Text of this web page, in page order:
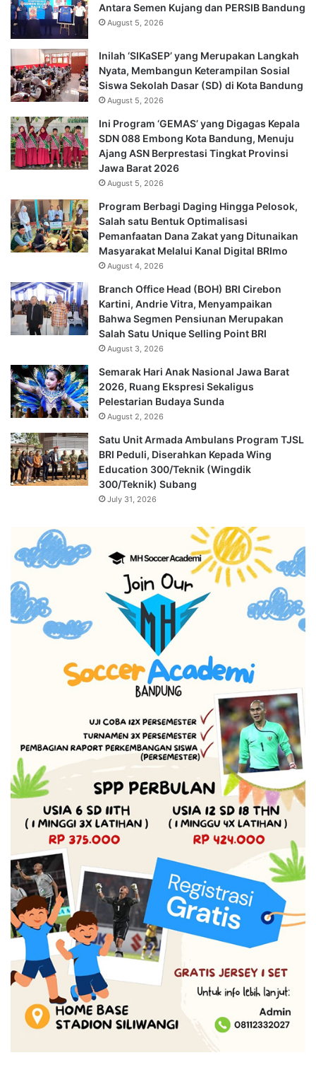
Antara Semen Kujang dan PERSIB Bandung
August 5, 2026
Inilah ‘SIKaSEP’ yang Merupakan Langkah
Nyata, Membangun Keterampilan Sosial
Siswa Sekolah Dasar (SD) di Kota Bandung
August 5, 2026
Ini Program ‘GEMAS’ yang Digagas Kepala
SDN 088 Embong Kota Bandung, Menuju
Ajang ASN Berprestasi Tingkat Provinsi
Jawa Barat 2026
August 5, 2026
Program Berbagi Daging Hingga Pelosok,
Salah satu Bentuk Optimalisasi
Pemanfaatan Dana Zakat yang Ditunaikan
Masyarakat Melalui Kanal Digital BRImo
August 4, 2026
Branch Office Head (BOH) BRI Cirebon
Kartini, Andrie Vitra, Menyampaikan
Bahwa Segmen Pensiunan Merupakan
Salah Satu Unique Selling Point BRI
August 3, 2026
Semarak Hari Anak Nasional Jawa Barat
2026, Ruang Ekspresi Sekaligus
Pelestarian Budaya Sunda
August 2, 2026
Satu Unit Armada Ambulans Program TJSL
BRI Peduli, Diserahkan Kepada Wing
Education 300/Teknik (Wingdik
300/Teknik) Subang
July 31, 2026